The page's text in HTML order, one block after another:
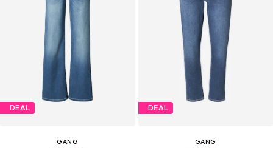
DEAL
GANG
DEAL
GANG